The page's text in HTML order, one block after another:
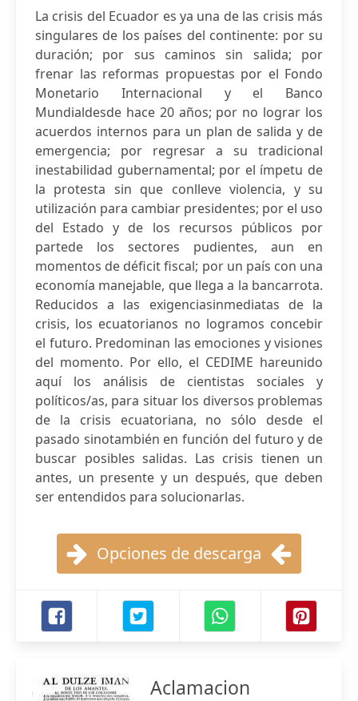
La crisis del Ecuador es ya una de las crisis más
singulares de los países del continente: por su
duración; por sus caminos sin salida; por
frenar las reformas propuestas por el Fondo
Monetario Internacional y el Banco
Mundialdesde hace 20 años; por no lograr los
acuerdos internos para un plan de salida y de
emergencia; por regresar a su tradicional
inestabilidad gubernamental; por el ímpetu de
la protesta sin que conlleve violencia, y su
utilización para cambiar presidentes; por el uso
del Estado y de los recursos públicos por
partede los sectores pudientes, aun en
momentos de déficit fiscal; por un país con una
economía manejable, que llega a la bancarrota.
Reducidos a las exigenciasinmediatas de la
crisis, los ecuatorianos no logramos concebir
el futuro. Predominan las emociones y visiones
del momento. Por ello, el CEDIME hareunido
aquí los análisis de cientistas sociales y
políticos/as, para situar los diversos problemas
de la crisis ecuatoriana, no sólo desde el
pasado sinotambién en función del futuro y de
buscar posibles salidas. Las crisis tienen un
antes, un presente y un después, que deben
ser entendidos para solucionarlas.
Opciones de descarga
Aclamacion